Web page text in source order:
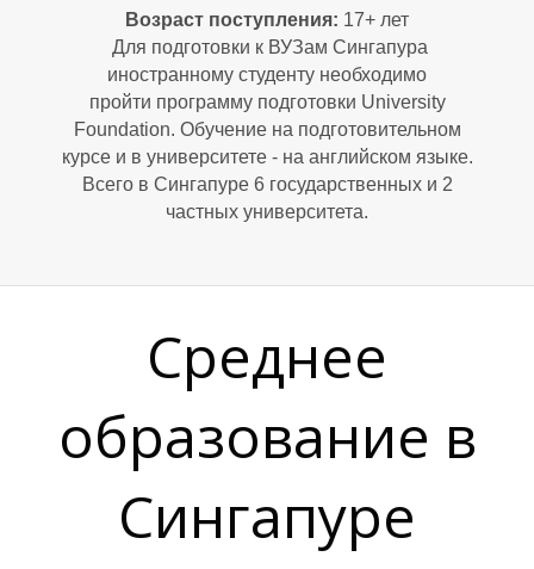
М
Возраст поступления: 17+ лет
Для подготовки к ВУЗам Сингапура
иностранному студенту необходимо
пройти программу подготовки University
Foundation. Обучение на подготовительном
курсе и в университете - на английском языке.
Всего в Сингапуре 6 государственных и 2
частных университета.
Среднее
образование в
Сингапуре